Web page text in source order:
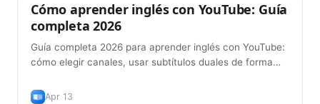
Consejos
Cómo aprender inglés con YouTube: Guía
completa 2026
Guía completa 2026 para aprender inglés con YouTube:
cómo elegir canales, usar subtítulos duales de forma
que ya disfrutas.
Apr 13